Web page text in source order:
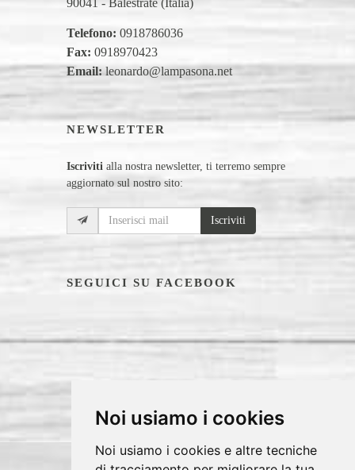
Noi usiamo i cookies
Noi usiamo i cookies e altre tecniche
Telefono: 0918786036
Fax: 0918970423
Email: leonardo@lampasona.net
NEWSLETTER
Iscriviti alla nostra newsletter, ti terremo sempre
aggiornato sul nostro sito:
Iscriviti
SEGUICI SU FACEBOOK